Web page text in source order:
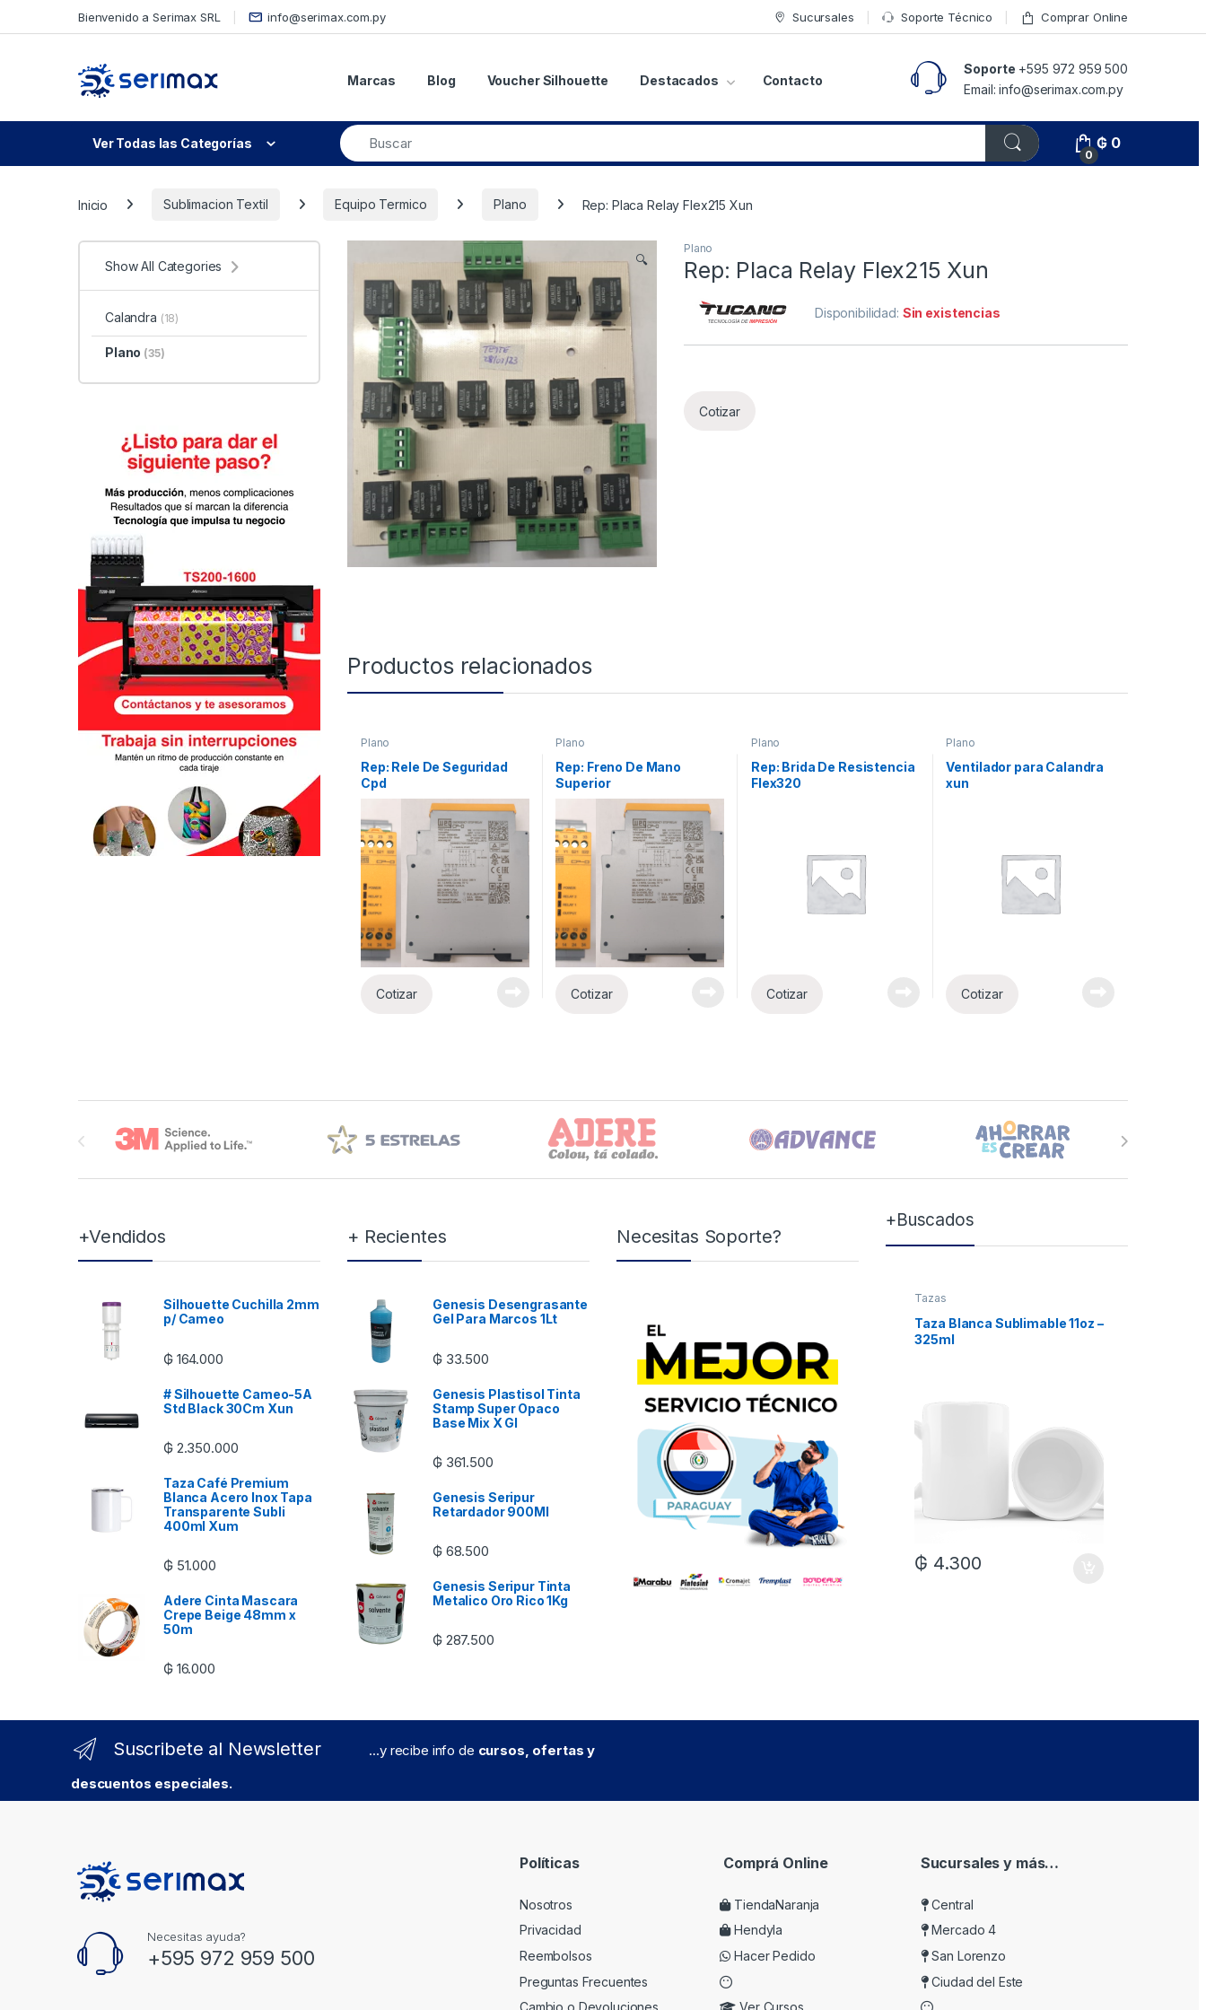
Bienvenido a Serimax SRL info@serimax.com.py Sucursales Soporte Técnico Comprar Online
Marcas Blog Voucher Silhouette Destacados Contacto
Soporte +595 972 959 500
Email: info@serimax.com.py
Ver Todas las Categorías
0
₲ 0
Inicio Sublimacion Textil Equipo Termico Plano Rep: Placa Relay Flex215 Xun
🔍
Plano
Rep: Placa Relay Flex215 Xun
Disponibilidad: Sin existencias
Cotizar
Productos relacionados
Plano
Rep: Rele De Seguridad
Cpd
Cotizar
Plano
Rep: Freno De Mano
Superior
Cotizar
Plano
Rep: Brida De Resistencia
Flex320
Cotizar
Plano
Ventilador para Calandra
xun
Cotizar
Show All Categories
Calandra (18)
Plano (35)
+Vendidos
Silhouette Cuchilla 2mm
p/ Cameo
₲ 164.000
# Silhouette Cameo-5A
Std Black 30Cm Xun
₲ 2.350.000
Taza Café Premium
Blanca Acero Inox Tapa
Transparente Subli
400ml Xum
₲ 51.000
Adere Cinta Mascara
Crepe Beige 48mm x
50m
₲ 16.000
+ Recientes
Genesis Desengrasante
Gel Para Marcos 1Lt
₲ 33.500
Genesis Plastisol Tinta
Stamp Super Opaco
Base Mix X Gl
₲ 361.500
Genesis Seripur
Retardador 900Ml
₲ 68.500
Genesis Seripur Tinta
Metalico Oro Rico 1Kg
₲ 287.500
Necesitas Soporte?
+Buscados
Tazas
Taza Blanca Sublimable 11oz –
325ml
₲ 4.300
Suscribete al Newsletter ...y recibe info de cursos, ofertas y
descuentos especiales.
Necesitas ayuda?
+595 972 959 500
Políticas
Nosotros
Privacidad
Reembolsos
Preguntas Frecuentes
Comprá Online
TiendaNaranja
Hendyla
Hacer Pedido
Sucursales y más…
Central
Mercado 4
San Lorenzo
Ciudad del Este